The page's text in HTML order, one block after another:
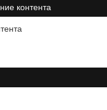
контента